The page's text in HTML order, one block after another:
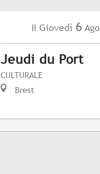
Il Giovedì 6 Ago
Jeudi du Port
CULTURALE
Brest